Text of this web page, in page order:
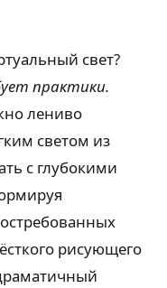
свет?
практики.
лениво
светом из
с глубокими
рисующего